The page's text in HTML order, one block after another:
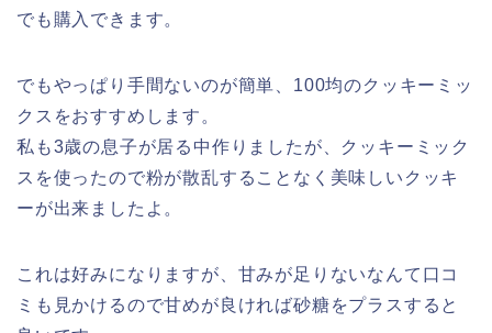
でも購入できます。
でもやっぱり手間ないのが簡単、100均のクッキーミッ
クスをおすすめします。
私も3歳の息子が居る中作りましたが、クッキーミック
スを使ったので粉が散乱することなく美味しいクッキ
ーが出来ましたよ。
これは好みになりますが、甘みが足りないなんて口コ
ミも見かけるので甘めが良ければ砂糖をプラスすると